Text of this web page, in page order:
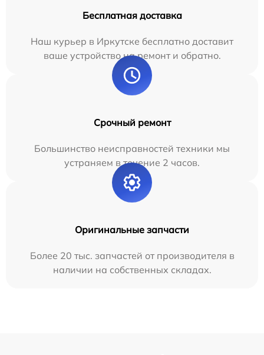
Бесплатная доставка
Наш курьер в Иркутске бесплатно доставит
ваше устройство на ремонт и обратно.
Срочный ремонт
Большинство неисправностей техники мы
устраняем в течение 2 часов.
Оригинальные запчасти
Более 20 тыс. запчастей от производителя в
наличии на собственных складах.